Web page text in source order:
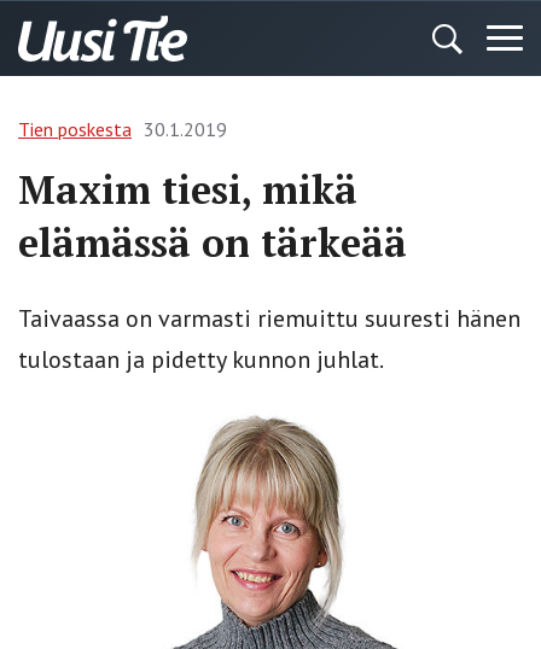
Tien poskesta 30.1.2019
Maxim tiesi, mikä
elämässä on tärkeää
Taivaassa on varmasti riemuittu suuresti hänen
tulostaan ja pidetty kunnon juhlat.